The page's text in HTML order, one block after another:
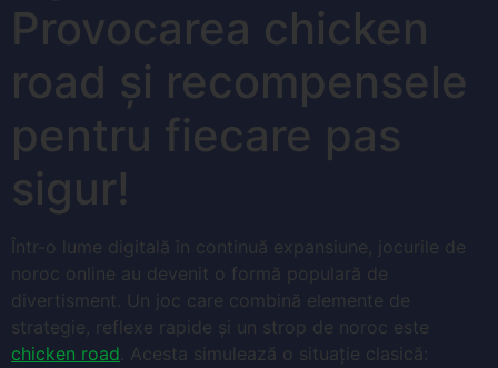
Provocarea chicken
road și recompensele
pentru fiecare pas
sigur!
Într-o lume digitală în continuă expansiune, jocurile de
noroc online au devenit o formă populară de
divertisment. Un joc care combină elemente de
strategie, reflexe rapide și un strop de noroc este
chicken road. Acesta simulează o situație clasică: